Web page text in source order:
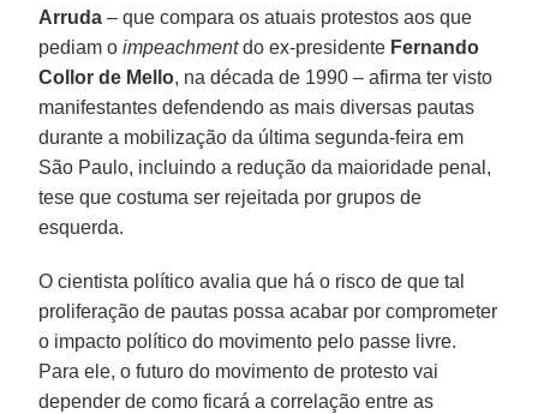
Arruda – que compara os atuais protestos aos que
pediam oimpeachmentdo ex-presidente Fernando
Collor de Mello, na década de 1990 – afirma ter visto
manifestantes defendendo as mais diversas pautas
durante a mobilização da última segunda-feira em
São Paulo, incluindo a redução da maioridade penal,
tese que costuma ser rejeitada por grupos de
esquerda.
O cientista político avalia que há o risco de que tal
proliferação de pautas possa acabar por comprometer
o impacto político do movimento pelo passe livre.
Para ele, o futuro do movimento de protesto vai
depender de como ficará a correlação entre as